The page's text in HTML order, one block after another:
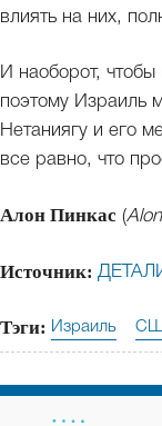
влиять на них,
И наоборот, чтобы
поэтому Израиль
Нетаниягу и его
все равно, что
Алон Пинкас (
Источник:
Тэги: Израиль